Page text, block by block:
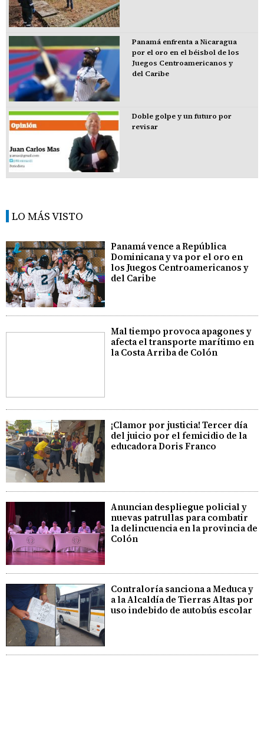
Panamá enfrenta a Nicaragua
por el oro en el béisbol de los
Juegos Centroamericanos y
del Caribe
Doble golpe y un futuro por
revisar
LO MÁS VISTO
Panamá vence a República
Dominicana y va por el oro en
los Juegos Centroamericanos y
del Caribe
Mal tiempo provoca apagones y
afecta el transporte marítimo en
la Costa Arriba de Colón
¡Clamor por justicia! Tercer día
del juicio por el femicidio de la
educadora Doris Franco
Anuncian despliegue policial y
nuevas patrullas para combatir
la delincuencia en la provincia de
Colón
Contraloría sanciona a Meduca y
a la Alcaldía de Tierras Altas por
uso indebido de autobús escolar